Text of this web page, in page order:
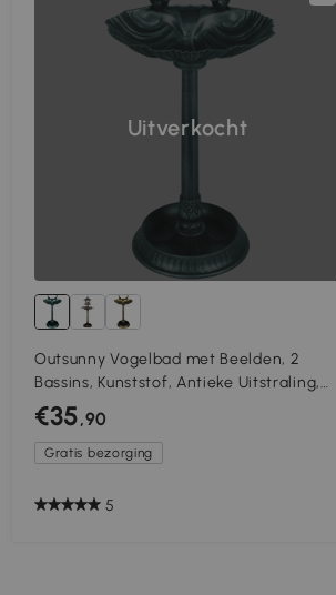
Uitverkocht
Outsunny Vogelbad met Beelden, 2
Bassins, Kunststof, Antieke Uitstraling,
49,5L x 38B x 81H cm, Donkergroen
€35,90
Gratis bezorging
5